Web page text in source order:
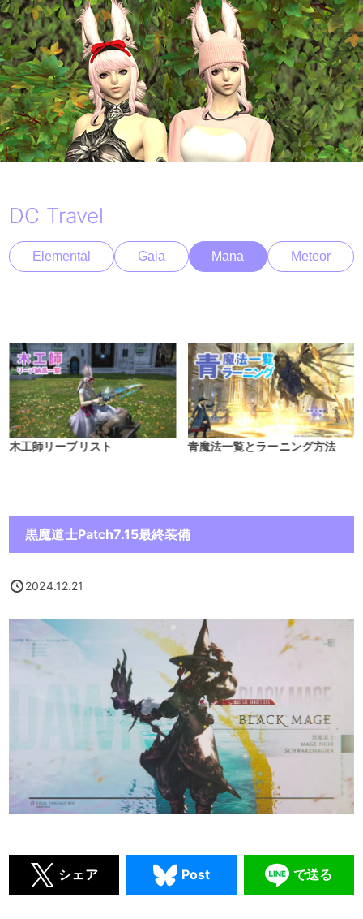
DC Travel
Elemental Gaia Mana Meteor
木工師リーブリスト 青魔法一覧とラーニング方法
黒魔道士Patch7.15最終装備
2024.12.21
シェア Post で送る